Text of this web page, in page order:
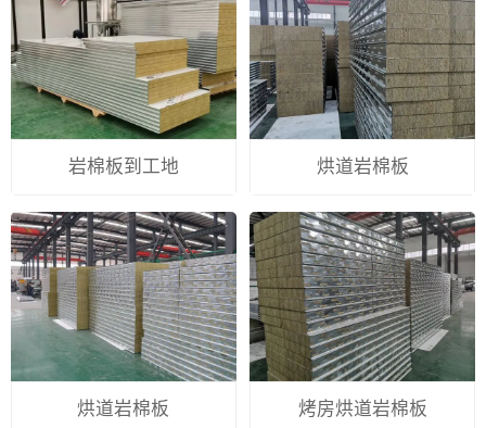
岩棉板到工地 烘道岩棉板
烘道岩棉板 烤房烘道岩棉板